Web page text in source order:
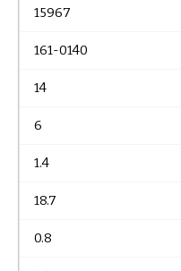
15967
161-0140
14
6
1.4
18.7
0.8